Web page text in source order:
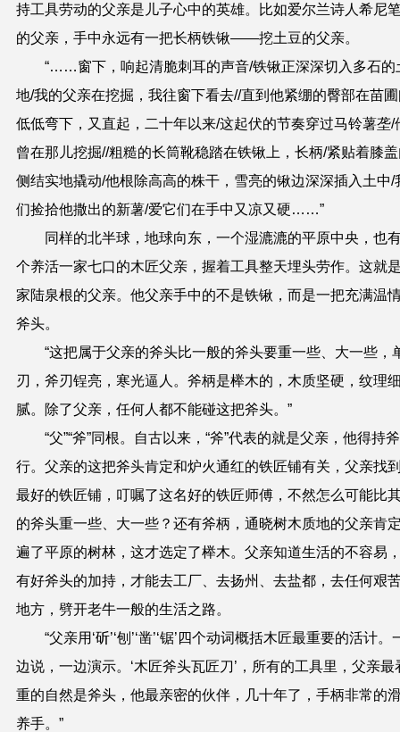
持工具劳动的父亲是儿子心中的英雄。比如爱尔兰诗人希尼
的父亲，手中永远有一把长柄铁锹——挖土豆的父亲。
“……窗下，响起清脆刺耳的声音/铁锹正深深切入多石的
地/我的父亲在挖掘，我往窗下看去//直到他紧绷的臀部在苗
低低弯下，又直起，二十年以来/这起伏的节奏穿过马铃薯垄/
曾在那儿挖掘//粗糙的长筒靴稳踏在铁锹上，长柄/紧贴着膝
侧结实地撬动/他根除高高的株干，雪亮的锹边深深插入土中/
们捡拾他撒出的新薯/爱它们在手中又凉又硬……”
同样的北半球，地球向东，一个湿漉漉的平原中央，也
个养活一家七口的木匠父亲，握着工具整天埋头劳作。这就
家陆泉根的父亲。他父亲手中的不是铁锹，而是一把充满温
斧头。
“这把属于父亲的斧头比一般的斧头要重一些、大一些，
刃，斧刃锃亮，寒光逼人。斧柄是榉木的，木质坚硬，纹理
腻。除了父亲，任何人都不能碰这把斧头。”
“父”“斧”同根。自古以来，“斧”代表的就是父亲，他得持
行。父亲的这把斧头肯定和炉火通红的铁匠铺有关，父亲找
最好的铁匠铺，叮嘱了这名好的铁匠师傅，不然怎么可能比
的斧头重一些、大一些？还有斧柄，通晓树木质地的父亲肯
遍了平原的树林，这才选定了榉木。父亲知道生活的不容易
有好斧头的加持，才能去工厂、去扬州、去盐都，去任何艰
地方，劈开老牛一般的生活之路。
“父亲用‘斫’‘刨’‘凿’‘锯’四个动词概括木匠最重要的活计。
边说，一边演示。‘木匠斧头瓦匠刀’，所有的工具里，父亲最
重的自然是斧头，他最亲密的伙伴，几十年了，手柄非常的
养手。”